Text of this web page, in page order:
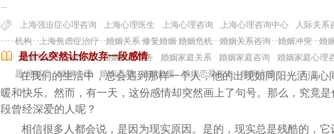
...
上海强迫症心理咨询 上海心理医生 上海心理咨询 上海心理咨询中心 人际关系
机构
上海焦虑症治疗 婚姻关系 修复婚姻 婚姻危机 婚姻关系咨询 婚姻冲突 婚
婚姻基础
婚姻家庭 婚姻家庭事务 婚姻家庭关系 婚姻家庭咨询 婚姻家庭心理
题 抑郁症
婚姻心理 婚姻恋爱 婚姻救援 婚姻恋爱咨询 婚姻情感
是什么突然让你放弃一段感情
在我们的生活中，总会遇到那样一个人，他的出现如同阳光洒满心
暖和快乐。然而，有一天，这份感情却突然画上了句号。那么，究竟
段曾经深爱的人呢？
相信很多人都会说，是因为现实原因。是的，现实总是残酷的，